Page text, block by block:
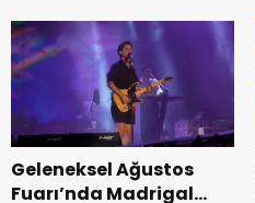
Bisikleti Turnuvası
Tamamlandı.
Geleneksel Ağustos
Fuarı’nda Madrigal